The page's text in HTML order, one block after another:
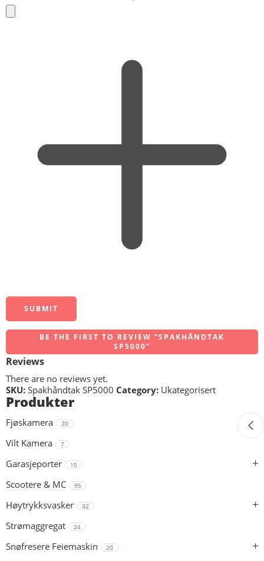
BE THE FIRST TO REVIEW “SPAKHÅNDTAK
SP5000”
Reviews
There are no reviews yet.
SKU: Spakhåndtak SP5000 Category: Ukategorisert
Produkter
Fjøskamera 20
Vilt Kamera 7
Garasjeporter 15
Scootere & MC 95
Høytrykksvasker 32
Strømaggregat 24
Snøfresere Feiemaskin 20